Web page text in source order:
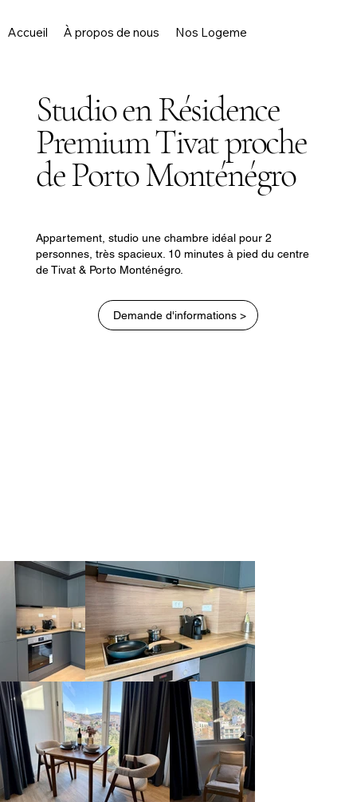
Accueil À propos de nous Nos Logements
Studio en Résidence
Premium Tivat proche
de Porto Monténégro
Appartement, studio une chambre idéal pour 2
personnes, très spacieux. 10 minutes à pied du centre
de Tivat & Porto Monténégro.
Demande d'informations >